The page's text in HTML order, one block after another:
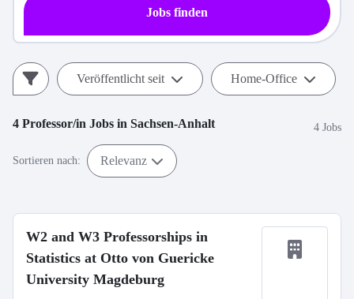
Jobs finden
Veröffentlicht seit Home-Office
4 Professor/in Jobs in Sachsen-Anhalt 4 Jobs
Sortieren nach: Relevanz
W2 and W3 Professorships in
Statistics at Otto von Guericke
University Magdeburg